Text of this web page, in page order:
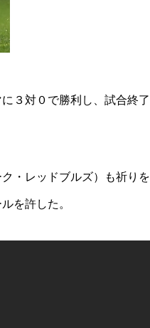
３対０で勝利し、試合終了
・レッドブルズ）も祈りを
を許した。